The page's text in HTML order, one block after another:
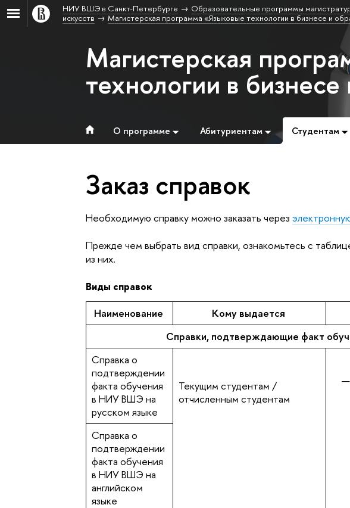
НИУ ВШЭ в Санкт-Петербурге Образовательные программы
искусств
Магистерская программа «Языковые технологии в бизнесе и
Магистерская
технологии в
О программе Абитуриентам Студентам
Заказ справок
Необходимую справку можно заказать через
Прежде чем выбрать вид справки, ознакомьтесь с
из них.
Виды справок
Наименование
Кому выдается
Справки, подтверждающие факт
Справка о
подтверждении
факта обучения
в НИУ ВШЭ на
русском языке
Текущим студентам /
отчисленным студентам
Справка о
подтверждении
факта обучения
в НИУ ВШЭ на
английском
языке